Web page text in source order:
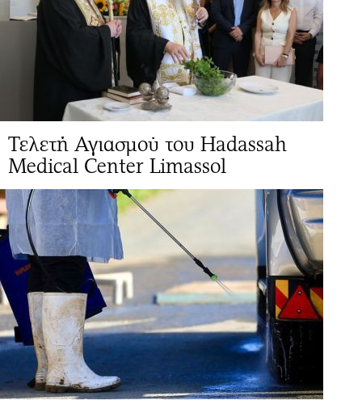
Τελετή Αγιασμού του Hadassah
Medical Center Limassol